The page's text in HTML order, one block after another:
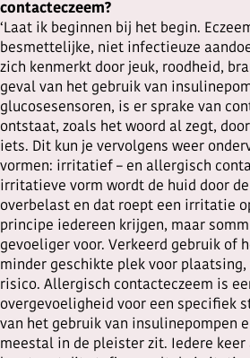
contacteczeem?
‘Laat ik beginnen bij het begin.
besmettelijke, niet infectieuze
zich kenmerkt door jeuk, roodheid,
geval van het gebruik van
glucosesensoren, is er sprake van
ontstaat, zoals het woord al zegt,
iets. Dit kun je vervolgens weer
vormen: irritatief – en allergisch
irritatieve vorm wordt de huid door
overbelast en dat roept een irritatie
principe iedereen krijgen, maar
gevoeliger voor. Verkeerd gebruik of
minder geschikte plek voor plaatsing,
risico. Allergisch contacteczeem is
overgevoeligheid voor een specifiek
van het gebruik van insulinepompen
meestal in de pleister zit. Iedere